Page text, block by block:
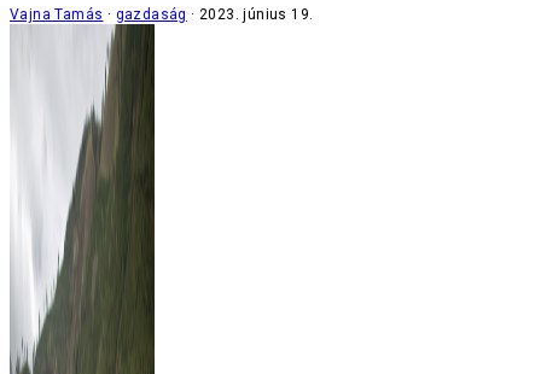
Vajna Tamás gazdaság 2023. június 19.